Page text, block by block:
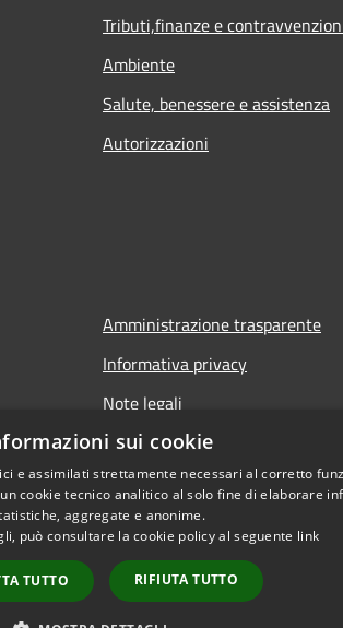
Tributi,finanze e
Ambiente
Salute, benessere e assistenza
Autorizzazioni
Amministrazione trasparente
Informativa privacy
Note legali
Dichiarazione di accessibilità
Link app municipium
sui cookie
e assimilati strettamente necessari al corretto
cookie tecnico analitico al solo fine di elaborare
aggregate e anonime.
può consultare la cookie policy al seguente link
TUTTO RIFIUTA TUTTO